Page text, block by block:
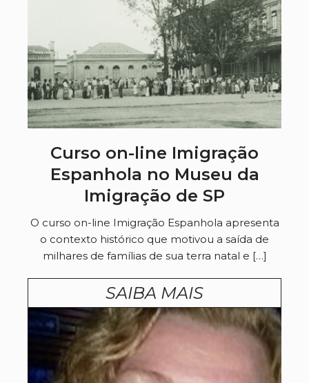
Curso on-line Imigração
Espanhola no Museu da
Imigração de SP
O curso on-line Imigração Espanhola apresenta
o contexto histórico que motivou a saída de
milhares de famílias de sua terra natal e […]
SAIBA MAIS